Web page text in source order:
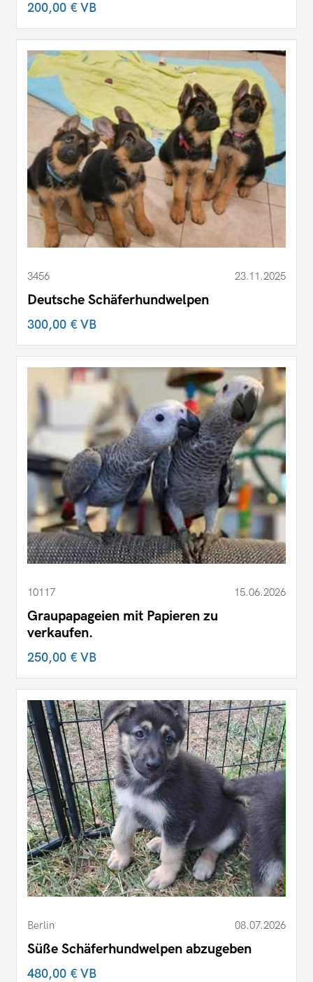
200,00 €VB
3456 23.11.2025
Deutsche Schäferhundwelpen
300,00 €VB
10117 15.06.2026
Graupapageien mit Papieren zu
verkaufen.
250,00 €VB
Berlin 08.07.2026
Süße Schäferhundwelpen abzugeben
480,00 €VB